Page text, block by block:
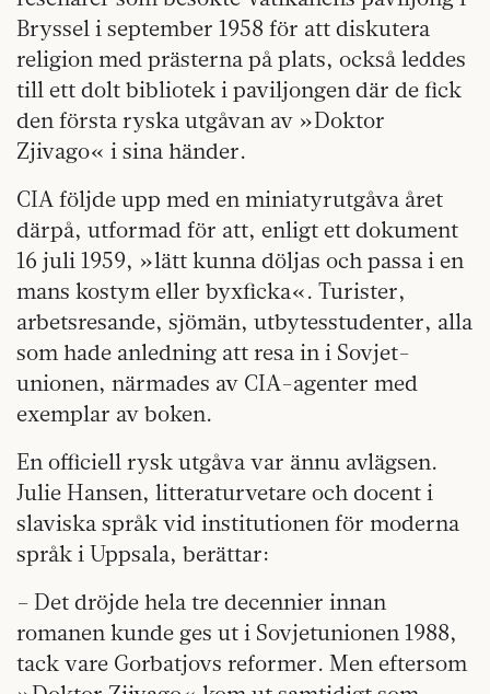
Bryssel i september 1958 för att diskutera
religion med prästerna på plats, också leddes
till ett dolt bibliotek i paviljongen där de fick
den första ryska utgåvan av »Doktor
Zjivago« i sina händer.
CIA följde upp med en miniatyrutgåva året
därpå, utformad för att, enligt ett dokument
16 juli 1959, »lätt kunna döljas och passa i en
mans kostym eller byxficka«. Turister,
arbetsresande, sjömän, utbytesstudenter, alla
som hade anledning att resa in i Sovjet-
unionen, närmades av CIA-agenter med
exemplar av boken.
En officiell rysk utgåva var ännu avlägsen.
Julie Hansen, litteraturvetare och docent i
slaviska språk vid institutionen för moderna
språk i Uppsala, berättar:
– Det dröjde hela tre decennier innan
romanen kunde ges ut i Sovjetunionen 1988,
tack vare Gorbatjovs reformer. Men eftersom